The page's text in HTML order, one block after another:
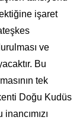
işaret
ve
Bu
tek
Doğu Kudüs